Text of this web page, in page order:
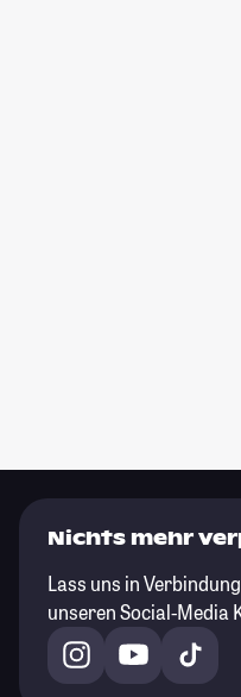
Nichts mehr
Lass uns in
unseren Social-Media